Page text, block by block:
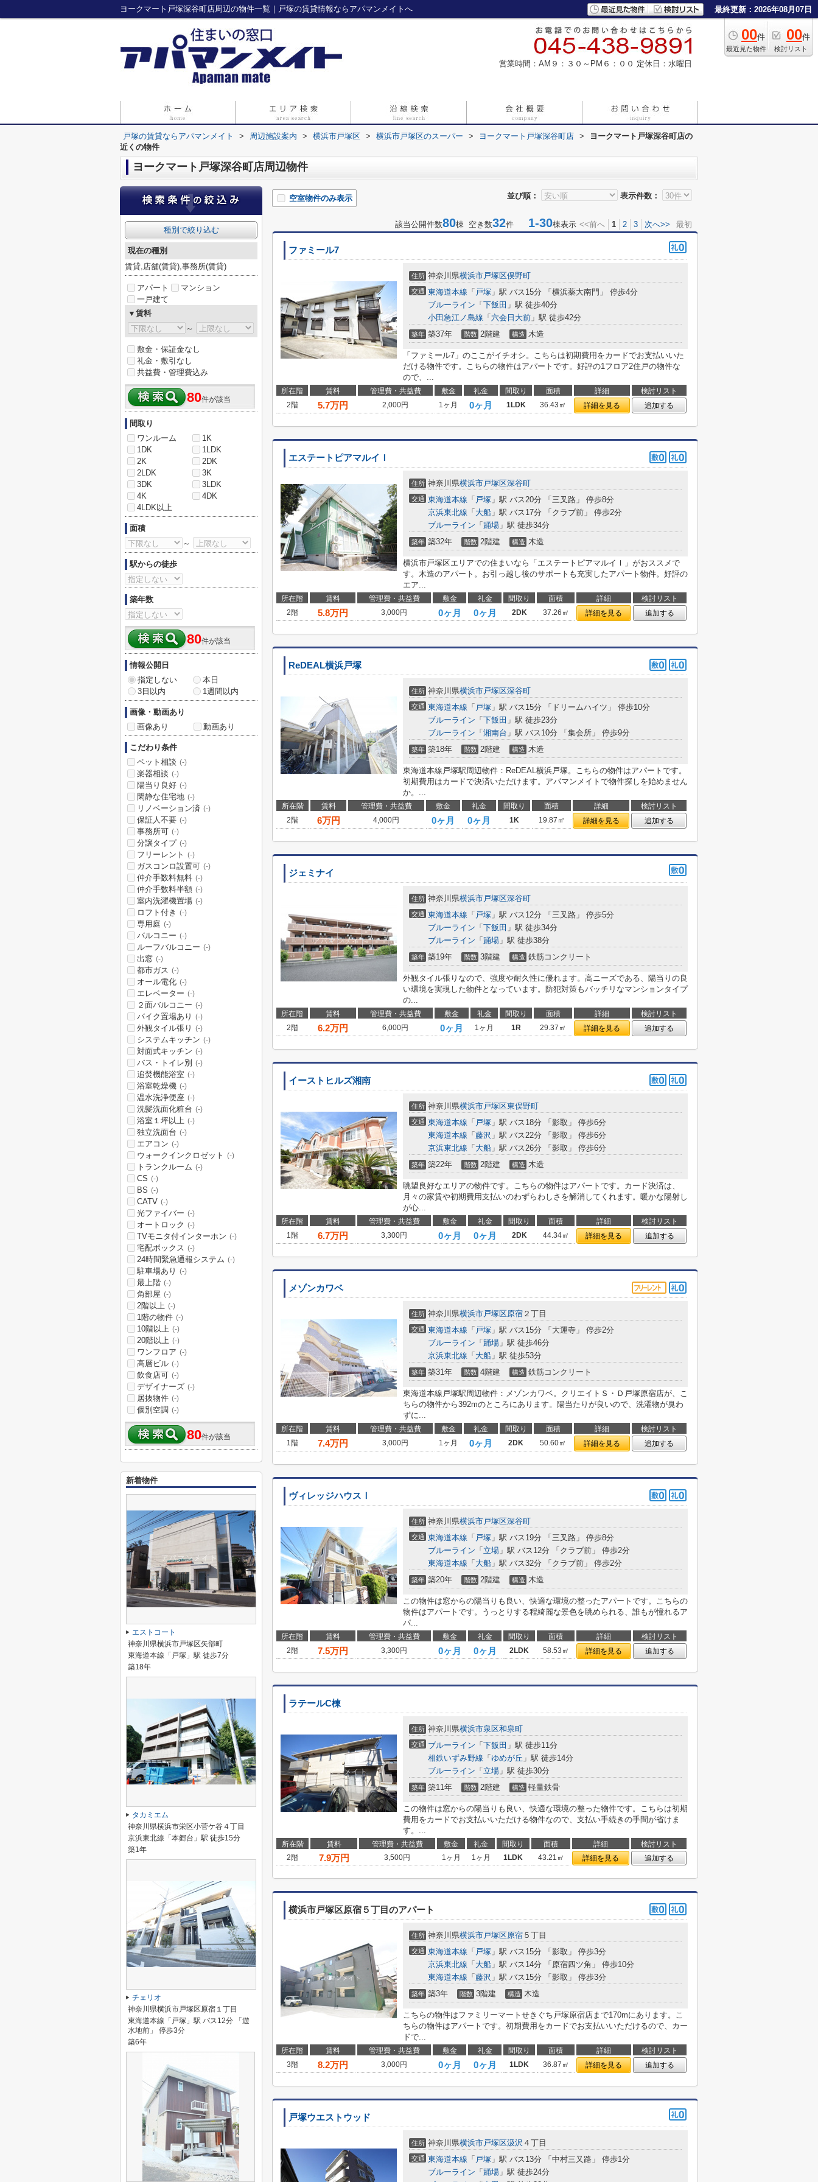
ヨークマート戸塚深谷町店周辺の物件一覧｜戸塚の賃貸情報ならアパマンメイトへ 最終更新：2026年08月07日
00件
最近見た物件
00件
検討リスト
営業時間：AM９：３０～PM６：００ 定休日：水曜日
戸塚の賃貸ならアパマンメイト > 周辺施設案内 > 横浜市戸塚区 > 横浜市戸塚区のスーパー > ヨークマート戸塚深谷町店 >
ヨークマート戸塚深谷町店の
近くの物件
ヨークマート戸塚深谷町店周辺物件
並び順： 表示件数：
空室物件のみ表示
該当公開件数80棟 空き数32件 1-30棟表示 <<前へ 1 2 3 次へ>> 最初
ファミール7
住所 神奈川県横浜市戸塚区俣野町
交通 東海道本線 「 戸塚 」駅 バス15分 「横浜薬大南門」 停歩4分
ブルーライン 「 下飯田 」駅 徒歩40分
小田急江ノ島線 「 六会日大前 」駅 徒歩42分
築年 築37年 階数 2階建 構造 木造
「ファミール7」のここがイチオシ。こちらは初期費用をカードでお支払いいた
だける物件です。こちらの物件はアパートです。好評の1フロア2住戸の物件な
ので、...
所在階 賃料 管理費・共益費 敷金 礼金 間取り 面積 詳細
検討リスト
2階
5.7万円 2,000円 1ヶ月 0ヶ月 1LDK 36.43㎡ 詳細を見る 追加する
エステートピアマルイＩ
住所 神奈川県横浜市戸塚区深谷町
交通 東海道本線 「 戸塚 」駅 バス20分 「三叉路」 停歩8分
京浜東北線 「 大船 」駅 バス17分 「クラブ前」 停歩2分
ブルーライン 「 踊場 」駅 徒歩34分
築年 築32年 階数 2階建 構造 木造
横浜市戸塚区エリアでの住まいなら「エステートピアマルイＩ」がおススメで
す。木造のアパート。お引っ越し後のサポートも充実したアパート物件。好評の
エア...
所在階 賃料 管理費・共益費 敷金 礼金 間取り 面積 詳細
検討リスト
2階
5.8万円 3,000円 0ヶ月 0ヶ月 2DK 37.26㎡ 詳細を見る 追加する
ReDEAL横浜戸塚
住所 神奈川県横浜市戸塚区深谷町
交通 東海道本線 「 戸塚 」駅 バス15分 「ドリームハイツ」 停歩10分
ブルーライン 「 下飯田 」駅 徒歩23分
ブルーライン 「 湘南台 」駅 バス10分 「集会所」 停歩9分
築年 築18年 階数 2階建 構造 木造
東海道本線戸塚駅周辺物件：ReDEAL横浜戸塚。こちらの物件はアパートです。
初期費用はカードで決済いただけます。アパマンメイトで物件探しを始めません
か。...
所在階 賃料 管理費・共益費 敷金 礼金 間取り 面積 詳細
検討リスト
2階
6万円 4,000円 0ヶ月 0ヶ月 1K 19.87㎡ 詳細を見る 追加する
ジェミナイ
住所 神奈川県横浜市戸塚区深谷町
交通 東海道本線 「 戸塚 」駅 バス12分 「三叉路」 停歩5分
ブルーライン 「 下飯田 」駅 徒歩34分
ブルーライン 「 踊場 」駅 徒歩38分
築年 築19年 階数 3階建 構造 鉄筋コンクリート
外観タイル張りなので、強度や耐久性に優れます。高ニーズである、陽当りの良
い環境を実現した物件となっています。防犯対策もバッチリなマンションタイプ
の...
所在階 賃料 管理費・共益費 敷金 礼金 間取り 面積 詳細
検討リスト
2階
6.2万円 6,000円 0ヶ月 1ヶ月 1R 29.37㎡ 詳細を見る 追加する
イーストヒルズ湘南
住所 神奈川県横浜市戸塚区東俣野町
交通 東海道本線 「 戸塚 」駅 バス18分 「影取」 停歩6分
東海道本線 「 藤沢 」駅 バス22分 「影取」 停歩6分
京浜東北線 「 大船 」駅 バス26分 「影取」 停歩6分
築年 築22年 階数 2階建 構造 木造
眺望良好なエリアの物件です。こちらの物件はアパートです。カード決済は、
月々の家賃や初期費用支払いのわずらわしさを解消してくれます。暖かな陽射し
が心...
所在階 賃料 管理費・共益費 敷金 礼金 間取り 面積 詳細
検討リスト
1階
6.7万円 3,300円 0ヶ月 0ヶ月 2DK 44.34㎡ 詳細を見る 追加する
メゾンカワベ
住所 神奈川県横浜市戸塚区原宿 ２丁目
交通 東海道本線 「 戸塚 」駅 バス15分 「大運寺」 停歩2分
ブルーライン 「 踊場 」駅 徒歩46分
京浜東北線 「 大船 」駅 徒歩53分
築年 築31年 階数 4階建 構造 鉄筋コンクリート
東海道本線戸塚駅周辺物件：メゾンカワベ。クリエイトＳ・Ｄ戸塚原宿店が、こ
ちらの物件から392mのところにあります。陽当たりが良いので、洗濯物が臭わ
ずに...
所在階 賃料 管理費・共益費 敷金 礼金 間取り 面積 詳細
検討リスト
1階
7.4万円 3,000円 1ヶ月 0ヶ月 2DK 50.60㎡ 詳細を見る 追加する
ヴィレッジハウスⅠ
住所 神奈川県横浜市戸塚区深谷町
交通 東海道本線 「 戸塚 」駅 バス19分 「三叉路」 停歩8分
ブルーライン 「 立場 」駅 バス12分 「クラブ前」 停歩2分
東海道本線 「 大船 」駅 バス32分 「クラブ前」 停歩2分
築年 築20年 階数 2階建 構造 木造
この物件は窓からの陽当りも良い、快適な環境の整ったアパートです。こちらの
物件はアパートです。うっとりする程綺麗な景色を眺められる、誰もが憧れるア
パ...
所在階 賃料 管理費・共益費 敷金 礼金 間取り 面積 詳細
検討リスト
2階
7.5万円 3,300円 0ヶ月 0ヶ月 2LDK 58.53㎡ 詳細を見る 追加する
ラテールC棟
住所 神奈川県横浜市泉区和泉町
交通 ブルーライン 「 下飯田 」駅 徒歩11分
相鉄いずみ野線 「 ゆめが丘 」駅 徒歩14分
ブルーライン 「 立場 」駅 徒歩30分
築年 築11年 階数 2階建 構造 軽量鉄骨
この物件は窓からの陽当りも良い、快適な環境の整った物件です。こちらは初期
費用をカードでお支払いいただける物件なので、支払い手続きの手間が省けま
す。...
所在階 賃料 管理費・共益費 敷金 礼金 間取り 面積 詳細
検討リスト
2階
7.9万円 3,500円 1ヶ月 1ヶ月 1LDK 43.21㎡ 詳細を見る 追加する
横浜市戸塚区原宿５丁目のアパート
住所 神奈川県横浜市戸塚区原宿 ５丁目
交通 東海道本線 「 戸塚 」駅 バス15分 「影取」 停歩3分
京浜東北線 「 大船 」駅 バス14分 「原宿四ツ角」 停歩10分
東海道本線 「 藤沢 」駅 バス15分 「影取」 停歩3分
築年 築3年 階数 3階建 構造 木造
こちらの物件はファミリーマートせきぐち戸塚原宿店まで170mにあります。こ
ちらの物件はアパートです。初期費用をカードでお支払いいただけるので、カー
ドで...
所在階 賃料 管理費・共益費 敷金 礼金 間取り 面積 詳細
検討リスト
3階
8.2万円 3,000円 0ヶ月 0ヶ月 1LDK 36.87㎡ 詳細を見る 追加する
戸塚ウエストウッド
住所 神奈川県横浜市戸塚区汲沢 ４丁目
交通 東海道本線 「 戸塚 」駅 バス13分 「中村三又路」 停歩1分
ブルーライン 「 踊場 」駅 徒歩24分
種別で絞り込む
現在の種別
賃貸,店舗(賃貸),事務所(賃貸)
アパート
マンション
一戸建て
▼賃料
～
敷金・保証金なし
礼金・敷引なし
共益費・管理費込み
80件が該当
間取り
ワンルーム
1K
1DK
1LDK
2K
2DK
2LDK
3K
3DK
3LDK
4K
4DK
4LDK以上
面積
～
駅からの徒歩
築年数
80件が該当
情報公開日
指定しない
本日
3日以内
1週間以内
画像・動画あり
画像あり
動画あり
こだわり条件
ペット相談 (-)
楽器相談 (-)
陽当り良好 (-)
閑静な住宅地 (-)
リノベーション済 (-)
保証人不要 (-)
事務所可 (-)
分譲タイプ (-)
フリーレント (-)
ガスコンロ設置可 (-)
仲介手数料無料 (-)
仲介手数料半額 (-)
室内洗濯機置場 (-)
ロフト付き (-)
専用庭 (-)
バルコニー (-)
ルーフバルコニー (-)
出窓 (-)
都市ガス (-)
オール電化 (-)
エレベーター (-)
２面バルコニー (-)
バイク置場あり (-)
外観タイル張り (-)
システムキッチン (-)
対面式キッチン (-)
バス・トイレ別 (-)
追焚機能浴室 (-)
浴室乾燥機 (-)
温水洗浄便座 (-)
洗髪洗面化粧台 (-)
浴室１坪以上 (-)
独立洗面台 (-)
エアコン (-)
ウォークインクロゼット (-)
トランクルーム (-)
CS (-)
BS (-)
CATV (-)
光ファイバー (-)
オートロック (-)
TVモニタ付インターホン (-)
宅配ボックス (-)
24時間緊急通報システム (-)
駐車場あり (-)
最上階 (-)
角部屋 (-)
2階以上 (-)
1階の物件 (-)
10階以上 (-)
20階以上 (-)
ワンフロア (-)
高層ビル (-)
飲食店可 (-)
デザイナーズ (-)
居抜物件 (-)
個別空調 (-)
80件が該当
新着物件
エストコート
神奈川県横浜市戸塚区矢部町
東海道本線「戸塚」駅 徒歩7分
築18年
タカミエム
神奈川県横浜市栄区小菅ケ谷４丁目
京浜東北線「本郷台」駅 徒歩15分
築1年
チェリオ
神奈川県横浜市戸塚区原宿１丁目
東海道本線「戸塚」駅 バス12分 「遊
水地前」 停歩3分
築6年